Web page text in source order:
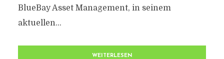
BlueBay Asset Management, in seinem
aktuellen...
WEITERLESEN